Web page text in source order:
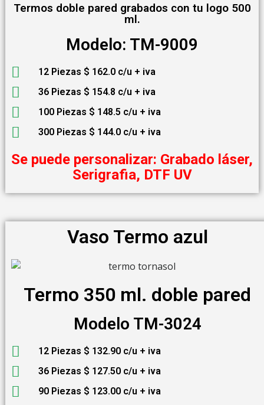
Termos doble pared grabados con tu logo 500
ml.
Modelo: TM-9009
12 Piezas $ 162.0 c/u + iva
36 Piezas $ 154.8 c/u + iva
100 Piezas $ 148.5 c/u + iva
300 Piezas $ 144.0 c/u + iva
Se puede personalizar: Grabado láser,
Serigrafia, DTF UV
Vaso Termo azul
Termo 350 ml. doble pared
Modelo TM-3024
12 Piezas $ 132.90 c/u + iva
36 Piezas $ 127.50 c/u + iva
90 Piezas $ 123.00 c/u + iva